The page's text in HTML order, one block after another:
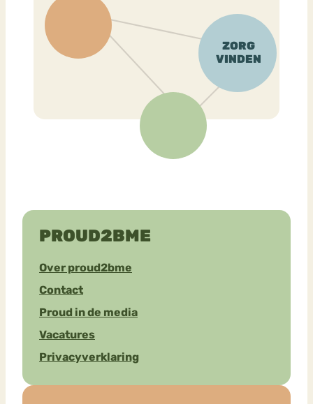
PROUD2BME
Over proud2bme
Contact
Proud in de media
Vacatures
Privacyverklaring